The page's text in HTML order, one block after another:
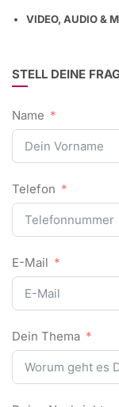
VIDEO, AUDIO &
STELL DEINE
Name
Telefon
E-Mail
Dein Thema